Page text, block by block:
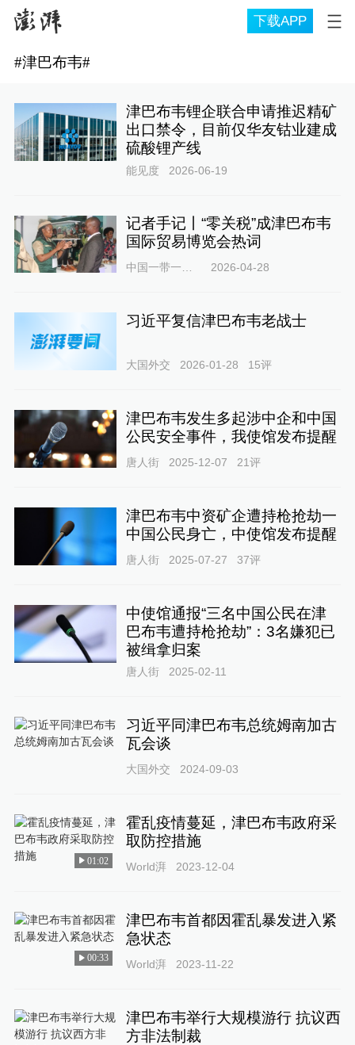
下载APP
#津巴布韦#
津巴布韦锂企联合申请推迟精矿
出口禁令，目前仅华友钴业建成
硫酸锂产线
能见度 2026-06-19
记者手记丨“零关税”成津巴布韦
国际贸易博览会热词
中国一带一路网 2026-04-28
习近平复信津巴布韦老战士
大国外交 2026-01-28 15评
津巴布韦发生多起涉中企和中国
公民安全事件，我使馆发布提醒
唐人街 2025-12-07 21评
津巴布韦中资矿企遭持枪抢劫一
中国公民身亡，中使馆发布提醒
唐人街 2025-07-27 37评
中使馆通报“三名中国公民在津
巴布韦遭持枪抢劫”：3名嫌犯已
被缉拿归案
唐人街 2025-02-11
习近平同津巴布韦总统姆南加古
瓦会谈
大国外交 2024-09-03
01:02
霍乱疫情蔓延，津巴布韦政府采
取防控措施
World湃 2023-12-04
00:33
津巴布韦首都因霍乱暴发进入紧
急状态
World湃 2023-11-22
津巴布韦举行大规模游行 抗议西
方非法制裁